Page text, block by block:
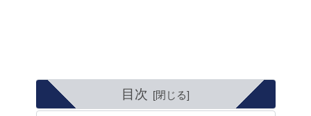
目次